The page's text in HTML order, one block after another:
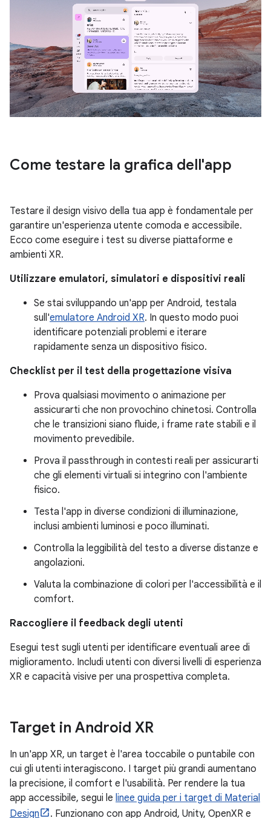
Come testare la grafica dell'app
Testare il design visivo della tua app è fondamentale per
garantire un'esperienza utente comoda e accessibile.
Ecco come eseguire i test su diverse piattaforme e
ambienti XR.
Utilizzare emulatori, simulatori e dispositivi reali
Se stai sviluppando un'app per Android, testala
sull'emulatore Android XR. In questo modo puoi
identificare potenziali problemi e iterare
rapidamente senza un dispositivo fisico.
Checklist per il test della progettazione visiva
Prova qualsiasi movimento o animazione per
assicurarti che non provochino chinetosi. Controlla
che le transizioni siano fluide, i frame rate stabili e il
movimento prevedibile.
Prova il passthrough in contesti reali per assicurarti
che gli elementi virtuali si integrino con l'ambiente
fisico.
Testa l'app in diverse condizioni di illuminazione,
inclusi ambienti luminosi e poco illuminati.
Controlla la leggibilità del testo a diverse distanze e
angolazioni.
Valuta la combinazione di colori per l'accessibilità e il
comfort.
Raccogliere il feedback degli utenti
Esegui test sugli utenti per identificare eventuali aree di
miglioramento. Includi utenti con diversi livelli di esperienza
XR e capacità visive per una prospettiva completa.
Target in Android XR
In un'app XR, un target è l'area toccabile o puntabile con
cui gli utenti interagiscono. I target più grandi aumentano
la precisione, il comfort e l'usabilità. Per rendere la tua
app accessibile, segui le linee guida per i target di Material
Design
. Funzionano con app Android, Unity, OpenXR e